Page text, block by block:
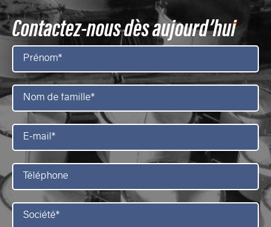
Contactez-nous dès aujourd’hui
Prénom
Nom
de
famille
*
E-
mail
*
Téléphone
Société